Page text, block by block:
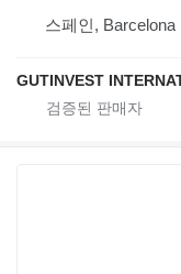
스페인, Barcelona
GUTINVEST